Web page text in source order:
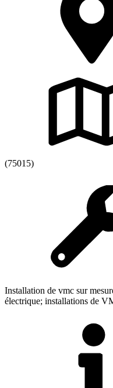
(75015)
Installation de vmc sur
électrique; installations de